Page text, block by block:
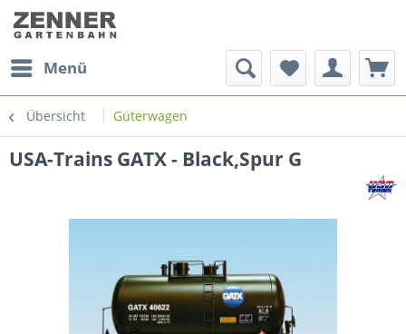
Menü
Übersicht Güterwagen
USA-Trains GATX - Black,Spur G